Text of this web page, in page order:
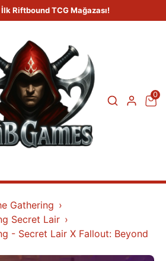
Riftbound TCG Mağazası!
0
Gathering
Secret Lair
- Secret Lair X Fallout: Beyond